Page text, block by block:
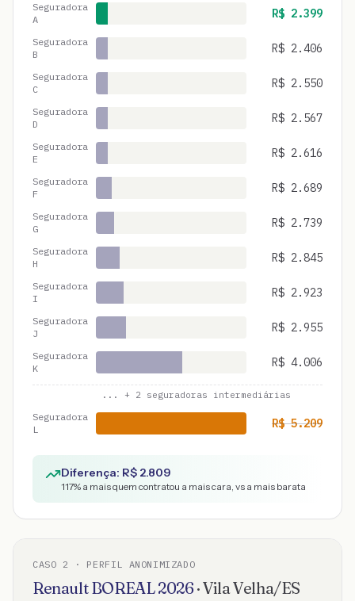
Seguradora
A
R$ 2.399
Seguradora
B
R$ 2.406
Seguradora
C
R$ 2.550
Seguradora
D
R$ 2.567
Seguradora
E
R$ 2.616
Seguradora
F
R$ 2.689
Seguradora
G
R$ 2.739
Seguradora
H
R$ 2.845
Seguradora
I
R$ 2.923
Seguradora
J
R$ 2.955
Seguradora
K
R$ 4.006
... + 2 seguradoras intermediárias
Seguradora
L
R$5.209
Diferença: R$ 2.809
117% a mais quem contratou a mais cara, vs a mais barata
CASO 2 · PERFIL ANONIMIZADO
RenaultBOREAL2026·Vila Velha/ES